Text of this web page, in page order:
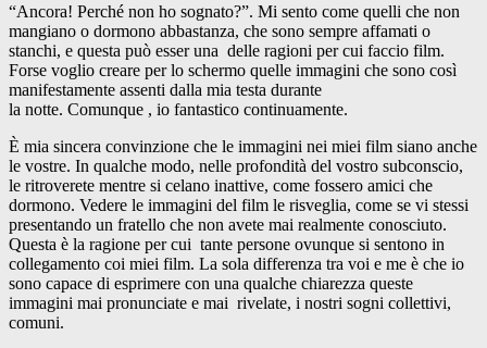
“Ancora! Perché non ho sognato?”. Mi sento come quelli che non
mangiano o dormono abbastanza, che sono sempre affamati o
stanchi, e questa può esser una delle ragioni per cui faccio film.
Forse voglio creare per lo schermo quelle immagini che sono così
manifestamente assenti dalla mia testa durante
la notte. Comunque , io fantastico continuamente.
È mia sincera convinzione che le immagini nei miei film siano anche
le vostre. In qualche modo, nelle profondità del vostro subconscio,
le ritroverete mentre si celano inattive, come fossero amici che
dormono. Vedere le immagini del film le risveglia, come se vi stessi
presentando un fratello che non avete mai realmente conosciuto.
Questa è la ragione per cui tante persone ovunque si sentono in
collegamento coi miei film. La sola differenza tra voi e me è che io
sono capace di esprimere con una qualche chiarezza queste
immagini mai pronunciate e mai rivelate, i nostri sogni collettivi,
comuni.